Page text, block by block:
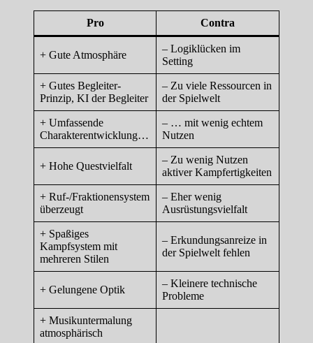
Pro Contra
+ Gute Atmosphäre
– Logiklücken im
Setting
+ Gutes Begleiter-
Prinzip, KI der Begleiter
– Zu viele Ressourcen in
der Spielwelt
+ Umfassende
Charakterentwicklung…
– … mit wenig echtem
Nutzen
+ Hohe Questvielfalt
– Zu wenig Nutzen
aktiver Kampfertigkeiten
+ Ruf-/Fraktionensystem
überzeugt
– Eher wenig
Ausrüstungsvielfalt
+ Spaßiges
Kampfsystem mit
mehreren Stilen
– Erkundungsanreize in
der Spielwelt fehlen
+ Gelungene Optik
– Kleinere technische
Probleme
+ Musikuntermalung
atmosphärisch